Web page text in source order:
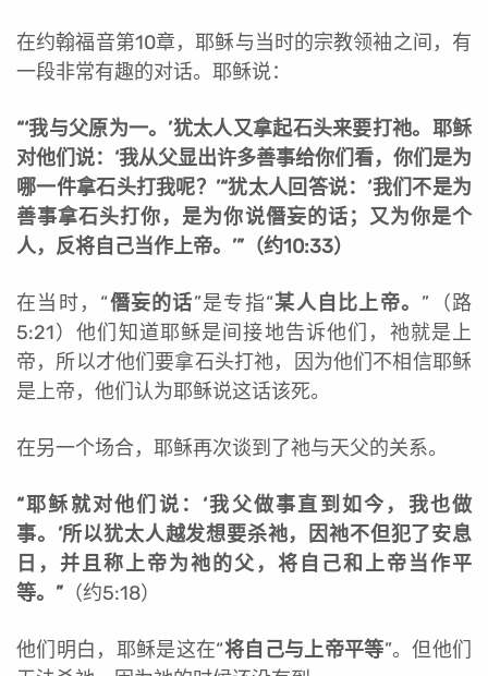
在约翰福音第10章，耶稣与当时的宗教领袖之间，有
一段非常有趣的对话。耶稣说：
“‘我与父原为一。’犹太人又拿起石头来要打祂。耶稣
对他们说：‘我从父显出许多善事给你们看，你们是为
哪一件拿石头打我呢？’“犹太人回答说：‘我们不是为
善事拿石头打你，是为你说僭妄的话；又为你是个
人，反将自己当作上帝。’”（约10:33）
在当时，“僭妄的话”是专指“某人自比上帝。 ”（路
5:21）他们知道耶稣是间接地告诉他们，祂就是上
帝，所以才他们要拿石头打祂，因为他们不相信耶稣
是上帝，他们认为耶稣说这话该死。
在另一个场合，耶稣再次谈到了祂与天父的关系。
“耶稣就对他们说：‘我父做事直到如今，我也做
事。’所以犹太人越发想要杀祂，因祂不但犯了安息
日，并且称上帝为祂的父，将自己和上帝当作平
等。” （约5:18）
他们明白，耶稣是这在“将自己与上帝平等”。但他们